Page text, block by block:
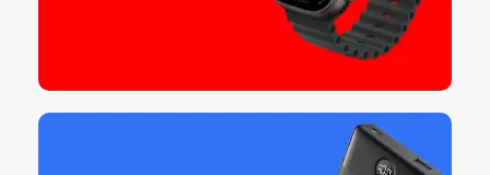
ساعت هوشمند
تا 30 درصد تخفیف!!